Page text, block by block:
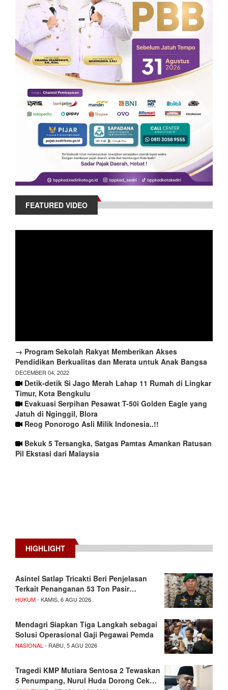
FEATURED VIDEO
→ Program Sekolah Rakyat Memberikan Akses
Pendidikan Berkualitas dan Merata untuk Anak Bangsa
DECEMBER 04, 2022
Detik-detik Si Jago Merah Lahap 11 Rumah di Lingkar
Timur, Kota Bengkulu
Evakuasi Serpihan Pesawat T-50i Golden Eagle yang
Jatuh di Nginggil, Blora
Reog Ponorogo Asli Milik Indonesia..!!
Bekuk 5 Tersangka, Satgas Pamtas Amankan Ratusan
Pil Ekstasi dari Malaysia
HIGHLIGHT
Asintel Satlap Tricakti Beri Penjelasan
Terkait Penanganan 53 Ton Pasir…
HUKUM- KAMIS, 6 AGU 2026
Mendagri Siapkan Tiga Langkah sebagai
Solusi Operasional Gaji Pegawai Pemda
NASIONAL - RABU, 5 AGU 2026
Tragedi KMP Mutiara Sentosa 2 Tewaskan
5 Penumpang, Nurul Huda Dorong Cek…